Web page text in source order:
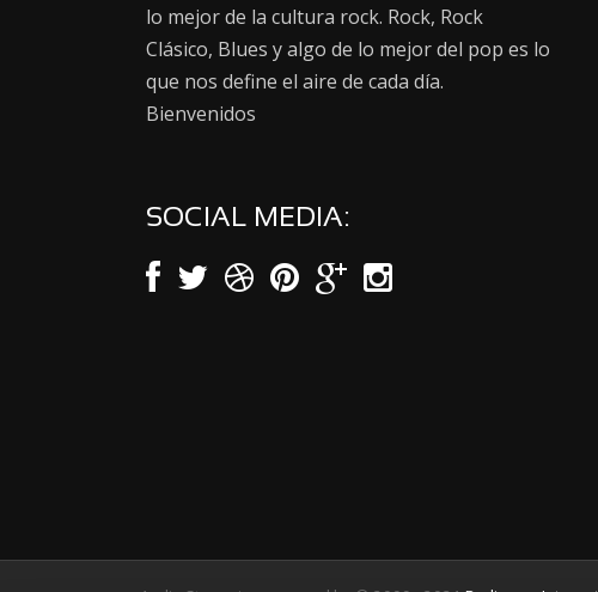
lo mejor de la cultura rock. Rock, Rock
Clásico, Blues y algo de lo mejor del pop es lo
que nos define el aire de cada día.
Bienvenidos
SOCIAL MEDIA: